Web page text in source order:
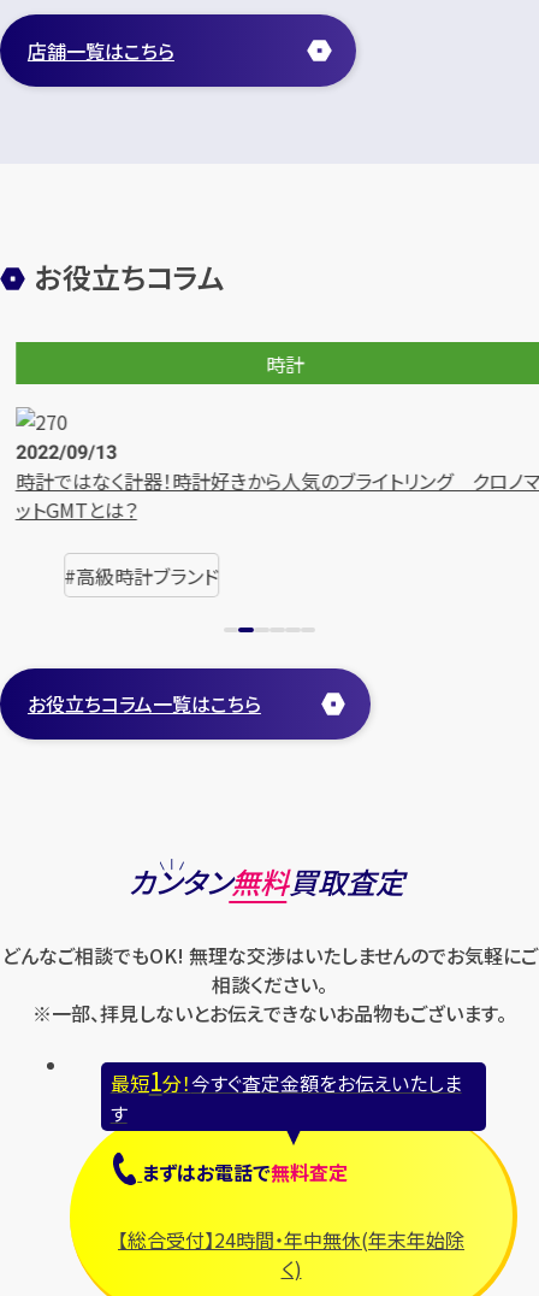
店舗一覧はこちら
お役立ちコラム
時計
2024/08/09
どんな時計でも買取できる？壊れて動かない時計を買取で
舗10選紹介
買取
お役立ちコラム一覧はこちら
カンタン無料買取査定
どんなご相談でもOK! 無理な交渉はいたしませんのでお気軽にご
相談ください。
※一部、拝見しないとお伝えできないお品物もございます。
最短1分！今すぐ査定金額をお伝えいたしま
す
まずはお電話で無料査定
【総合受付】24時間・年中無休(年末年始除
く)